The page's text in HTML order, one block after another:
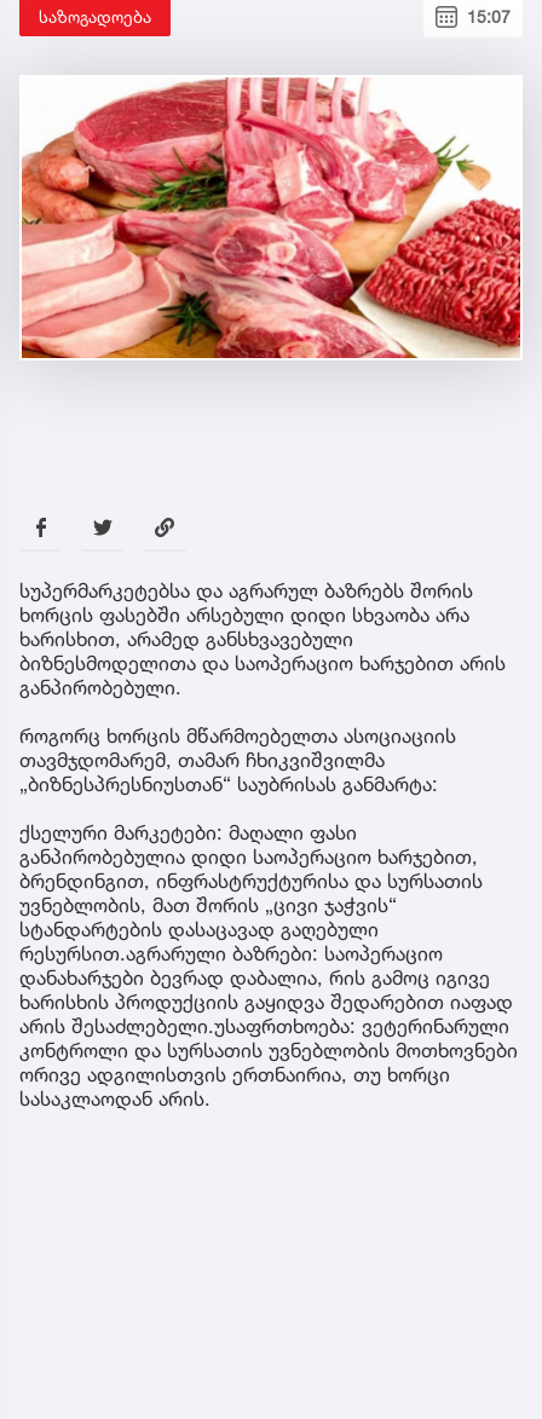
საზოგადოება 15:07
სუპერმარკეტებსა და აგრარულ ბაზრებს შორის
ხორცის ფასებში არსებული დიდი სხვაობა არა
ხარისხით, არამედ განსხვავებული
ბიზნესმოდელითა და საოპერაციო ხარჯებით არის
განპირობებული.
როგორც ხორცის მწარმოებელთა ასოციაციის
თავმჯდომარემ, თამარ ჩხიკვიშვილმა
„ბიზნესპრესნიუსთან“ საუბრისას განმარტა:
ქსელური მარკეტები: მაღალი ფასი
განპირობებულია დიდი საოპერაციო ხარჯებით,
ბრენდინგით, ინფრასტრუქტურისა და სურსათის
უვნებლობის, მათ შორის „ცივი ჯაჭვის“
სტანდარტების დასაცავად გაღებული
რესურსით.აგრარული ბაზრები: საოპერაციო
დანახარჯები ბევრად დაბალია, რის გამოც იგივე
ხარისხის პროდუქციის გაყიდვა შედარებით იაფად
არის შესაძლებელი.უსაფრთხოება: ვეტერინარული
კონტროლი და სურსათის უვნებლობის მოთხოვნები
ორივე ადგილისთვის ერთნაირია, თუ ხორცი
სასაკლაოდან არის.